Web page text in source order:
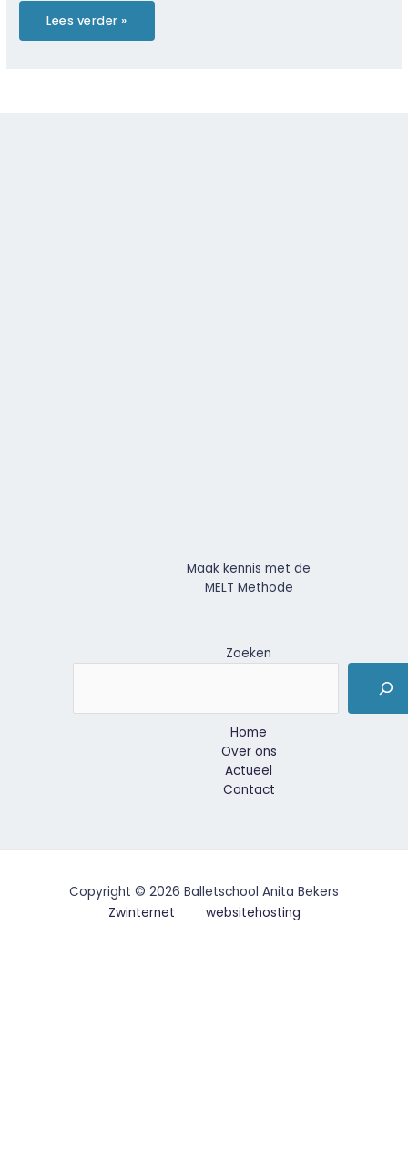
Oud
Lees verder »
Maak kennis met de
MELT Methode
Zoeken
Home
Over ons
Actueel
Contact
Copyright © 2026 Balletschool Anita Bekers
Zwinternet
websitehosting